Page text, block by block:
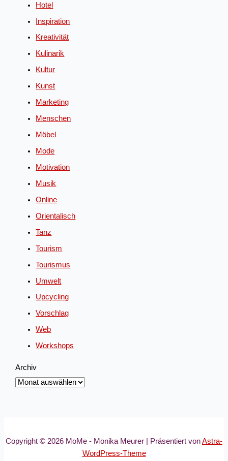
Hotel
Inspiration
Kreativität
Kulinarik
Kultur
Kunst
Marketing
Menschen
Möbel
Mode
Motivation
Musik
Online
Orientalisch
Tanz
Tourism
Tourismus
Umwelt
Upcycling
Vorschlag
Web
Workshops
Archiv
Copyright © 2026 MoMe - Monika Meurer | Präsentiert vonAstra-
WordPress-Theme